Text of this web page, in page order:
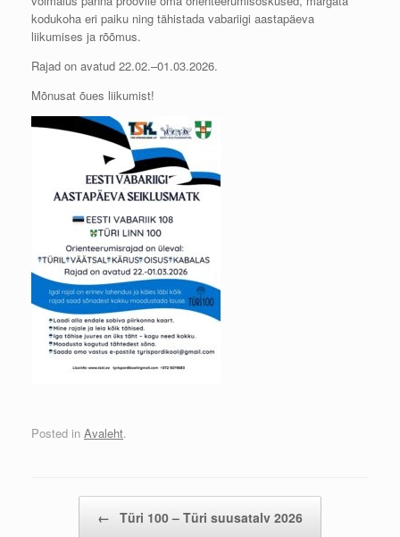
kodukoha eri paiku ning tähistada vabariigi aastapäeva
liikumises ja rõõmus.
Rajad on avatud 22.02.–01.03.2026.
Mõnusat õues liikumist!
Posted in Avaleht.
← Türi 100 – Türi suusatalv 2026